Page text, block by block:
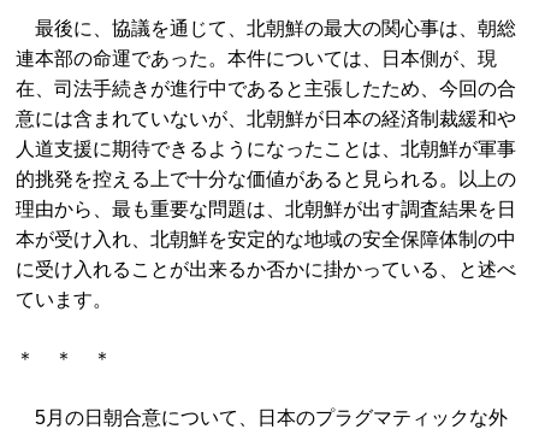
最後に、協議を通じて、北朝鮮の最大の関心事は、朝総
連本部の命運であった。本件については、日本側が、現
在、司法手続きが進行中であると主張したため、今回の合
意には含まれていないが、北朝鮮が日本の経済制裁緩和や
人道支援に期待できるようになったことは、北朝鮮が軍事
的挑発を控える上で十分な価値があると見られる。以上の
理由から、最も重要な問題は、北朝鮮が出す調査結果を日
本が受け入れ、北朝鮮を安定的な地域の安全保障体制の中
に受け入れることが出来るか否かに掛かっている、と述べ
ています。
＊ ＊ ＊
5月の日朝合意について、日本のプラグマティックな外